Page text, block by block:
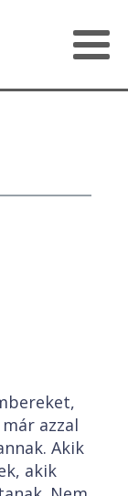
azzal
Akik
akik